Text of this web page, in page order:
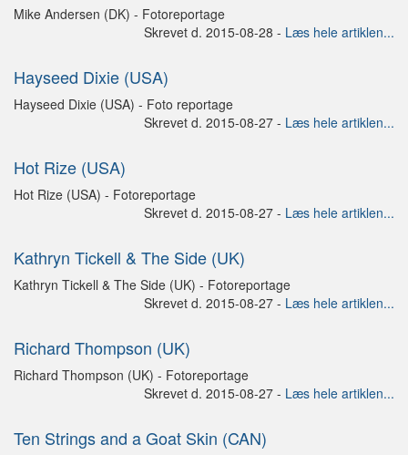
Mike Andersen (DK) - Fotoreportage
Skrevet d. 2015-08-28 - Læs hele artiklen...
Hayseed Dixie (USA)
Hayseed Dixie (USA) - Foto reportage
Skrevet d. 2015-08-27 - Læs hele artiklen...
Hot Rize (USA)
Hot Rize (USA) - Fotoreportage
Skrevet d. 2015-08-27 - Læs hele artiklen...
Kathryn Tickell & The Side (UK)
Kathryn Tickell & The Side (UK) - Fotoreportage
Skrevet d. 2015-08-27 - Læs hele artiklen...
Richard Thompson (UK)
Richard Thompson (UK) - Fotoreportage
Skrevet d. 2015-08-27 - Læs hele artiklen...
Ten Strings and a Goat Skin (CAN)